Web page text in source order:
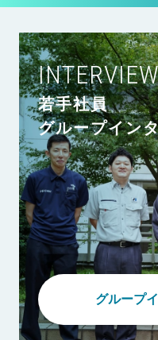
若手社員
グループイン
グループ